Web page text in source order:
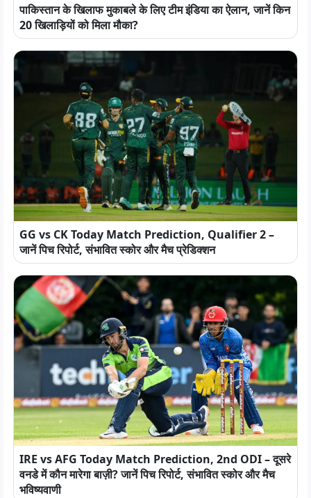
पाकिस्तान के खिलाफ मुकाबले के लिए टीम इंडिया का ऐलान, जानें किन
20 खिलाड़ियों को मिला मौका?
GG vs CK Today Match Prediction, Qualifier 2 –
जानें पिच रिपोर्ट, संभावित स्कोर और मैच प्रेडिक्शन
IRE vs AFG Today Match Prediction, 2nd ODI – दूसरे
वनडे में कौन मारेगा बाज़ी? जानें पिच रिपोर्ट, संभावित स्कोर और मैच
भविष्यवाणी